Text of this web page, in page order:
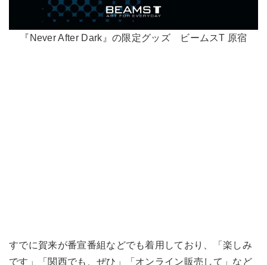
『Never After Dark』の限定グッズ ビームスT 原宿
すでに賀来が番宣番組などでも着用しており、「楽しみ
です」「関西でも、ぜひ」「オンライン販売して」など